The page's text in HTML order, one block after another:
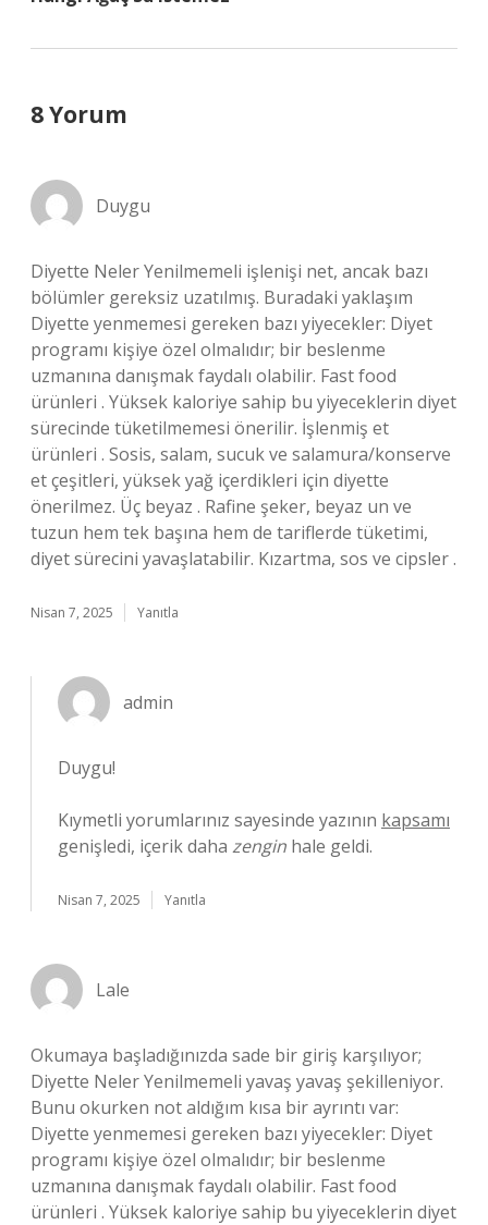
8 Yorum
Duygu
Diyette Neler Yenilmemeli işlenişi net, ancak bazı
bölümler gereksiz uzatılmış. Buradaki yaklaşım
Diyette yenmemesi gereken bazı yiyecekler: Diyet
programı kişiye özel olmalıdır; bir beslenme
uzmanına danışmak faydalı olabilir. Fast food
ürünleri . Yüksek kaloriye sahip bu yiyeceklerin diyet
sürecinde tüketilmemesi önerilir. İşlenmiş et
ürünleri . Sosis, salam, sucuk ve salamura/konserve
et çeşitleri, yüksek yağ içerdikleri için diyette
önerilmez. Üç beyaz . Rafine şeker, beyaz un ve
tuzun hem tek başına hem de tariflerde tüketimi,
diyet sürecini yavaşlatabilir. Kızartma, sos ve cipsler .
Nisan 7, 2025 Yanıtla
admin
Duygu!
Kıymetli yorumlarınız sayesinde yazının kapsamı
genişledi, içerik daha zengin hale geldi.
Nisan 7, 2025 Yanıtla
Lale
Okumaya başladığınızda sade bir giriş karşılıyor;
Diyette Neler Yenilmemeli yavaş yavaş şekilleniyor.
Bunu okurken not aldığım kısa bir ayrıntı var:
Diyette yenmemesi gereken bazı yiyecekler: Diyet
programı kişiye özel olmalıdır; bir beslenme
uzmanına danışmak faydalı olabilir. Fast food
ürünleri . Yüksek kaloriye sahip bu yiyeceklerin diyet